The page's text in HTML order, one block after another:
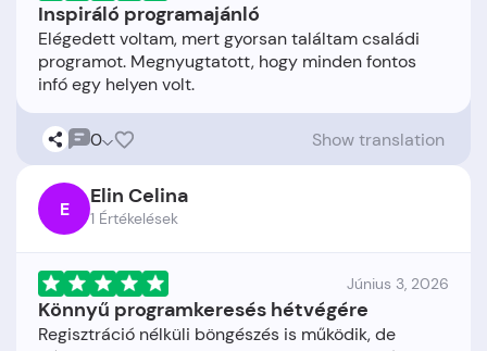
Inspiráló programajánló
Elégedett voltam, mert gyorsan találtam családi
programot. Megnyugtatott, hogy minden fontos
0 Show translation
E Elin Celina
1 Értékelések
Június 3, 2026
Könnyű programkeresés hétvégére
Regisztráció nélküli böngészés is működik, de